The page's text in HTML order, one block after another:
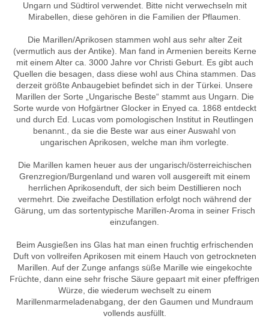
Ungarn und Südtirol verwendet. Bitte nicht verwechseln mit
Mirabellen, diese gehören in die Familien der Pflaumen.
Die Marillen/Aprikosen stammen wohl aus sehr alter Zeit
(vermutlich aus der Antike). Man fand in Armenien bereits Kerne
mit einem Alter ca. 3000 Jahre vor Christi Geburt. Es gibt auch
Quellen die besagen, dass diese wohl aus China stammen. Das
derzeit größte Anbaugebiet befindet sich in der Türkei. Unsere
Marillen der Sorte „Ungarische Beste“ stammt aus Ungarn. Die
Sorte wurde von Hofgärtner Glocker in Enyed ca. 1868 entdeckt
und durch Ed. Lucas vom pomologischen Institut in Reutlingen
benannt., da sie die Beste war aus einer Auswahl von
ungarischen Aprikosen, welche man ihm vorlegte.
Die Marillen kamen heuer aus der ungarisch/österreichischen
Grenzregion/Burgenland und waren voll ausgereift mit einem
herrlichen Aprikosenduft, der sich beim Destillieren noch
vermehrt. Die zweifache Destillation erfolgt noch während der
Gärung, um das sortentypische Marillen-Aroma in seiner Frisch
einzufangen.
Beim Ausgießen ins Glas hat man einen fruchtig erfrischenden
Duft von vollreifen Aprikosen mit einem Hauch von getrockneten
Marillen. Auf der Zunge anfangs süße Marille wie eingekochte
Früchte, dann eine sehr frische Säure gepaart mit einer pfeffrigen
Würze, die wiederum wechselt zu einem
Marillenmarmeladenabgang, der den Gaumen und Mundraum
vollends ausfüllt.